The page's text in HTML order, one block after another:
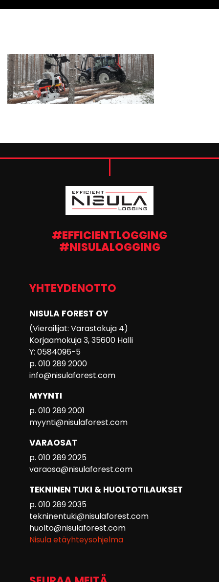
#EFFICIENTLOGGING
#NISULALOGGING
YHTEYDENOTTO
NISULA FOREST OY
(Vierailijat: Varastokuja 4)
Korjaamokuja 3, 35600 Halli
Y: 0584096-5
p. 010 289 2000
info@nisulaforest.com
MYYNTI
p. 010 289 2001
myynti@nisulaforest.com
VARAOSAT
p. 010 289 2025
varaosa@nisulaforest.com
TEKNINEN TUKI & HUOLTOTILAUKSET
p. 010 289 2035
tekninentuki@nisulaforest.com
huolto@nisulaforest.com
Nisula etäyhteysohjelma